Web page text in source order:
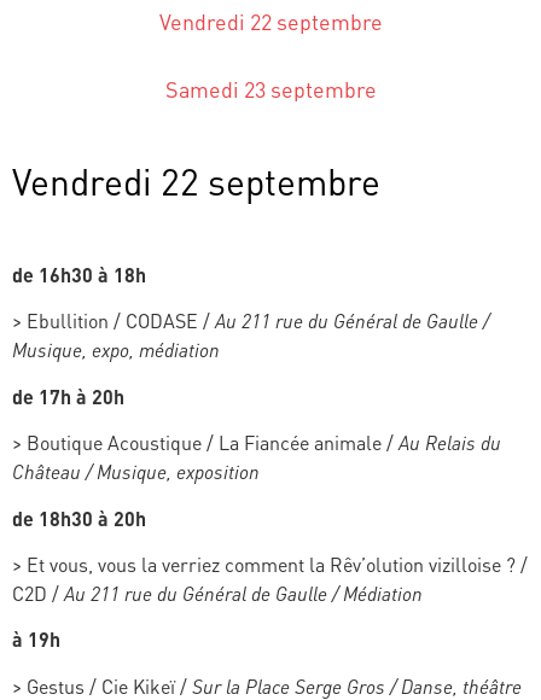
Vendredi 22 septembre
Samedi 23 septembre
Vendredi 22 septembre
de 16h30 à 18h
> Ebullition / CODASE /Au 211 rue du Général de Gaulle /
Musique, expo, médiation
de 17h à 20h
> Boutique Acoustique / La Fiancée animale /Au Relais du
Château / Musique, exposition
de 18h30 à 20h
> Et vous, vous la verriez comment la Rêv’olution vizilloise ? /
C2D /Au 211 rue du Général de Gaulle / Médiation
à 19h
> Gestus / Cie Kikeï /Sur la Place Serge Gros / Danse, théâtre